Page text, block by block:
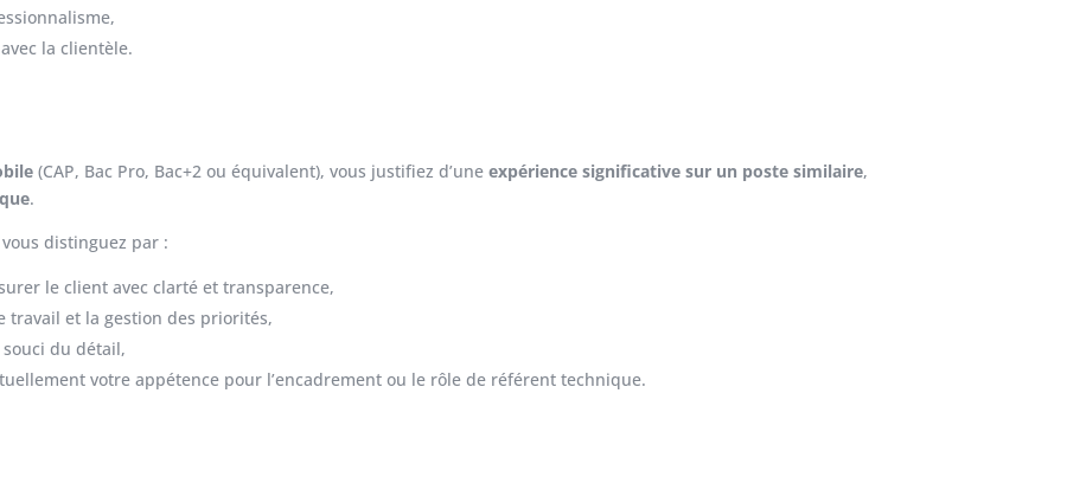
la clientèle.
(CAP, Bac Pro, Bac+2 ou équivalent), vous justifiez d’une expérience significative sur un poste similaire,
.
distinguez par :
le client avec clarté et transparence,
travail et la gestion des priorités,
du détail,
votre appétence pour l’encadrement ou le rôle de référent technique.